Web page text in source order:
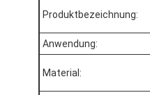
Über uns
Fabrik-Ausflug
Produktbezeichnung:
Anwendung:
Material: